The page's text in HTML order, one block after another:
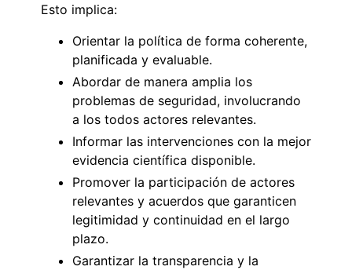
Esto implica:
Orientar la política de forma coherente,
planificada y evaluable.
Abordar de manera amplia los
problemas de seguridad, involucrando
a los todos actores relevantes.
Informar las intervenciones con la mejor
evidencia científica disponible.
Promover la participación de actores
relevantes y acuerdos que garanticen
legitimidad y continuidad en el largo
plazo.
Garantizar la transparencia y la